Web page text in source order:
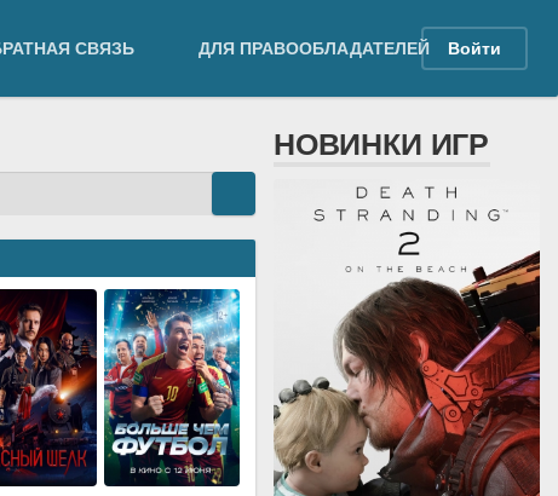
СВЯЗЬ ДЛЯ ПРАВООБЛАДАТЕЛЕЙ Войти
НОВИНКИ ИГР